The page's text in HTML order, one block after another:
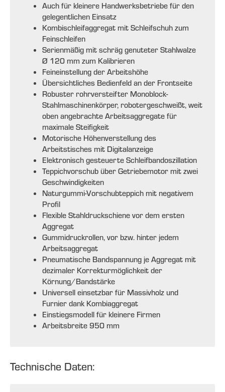
Auch für kleinere Handwerksbetriebe für den
gelegentlichen Einsatz
Kombischleifaggregat mit Schleifschuh zum
Feinschleifen
Serienmäßig mit schräg genuteter Stahlwalze
Ø 120 mm zum Kalibrieren
Feineinstellung der Arbeitshöhe
Übersichtliches Bedienfeld an der Frontseite
Robuster rohrversteifter Monoblock-
Stahlmaschinenkörper, robotergeschweißt, weit
oben angebrachte Arbeitsaggregate für
maximale Steifigkeit
Motorische Höhenverstellung des
Arbeitstisches mit Digitalanzeige
Elektronisch gesteuerte Schleifbandoszillation
Teppichvorschub über Getriebemotor mit zwei
Geschwindigkeiten
Naturgummi-Vorschubteppich mit negativem
Profil
Flexible Stahldruckschiene vor dem ersten
Aggregat
Gummidruckrollen, vor bzw. hinter jedem
Arbeitsaggregat
Pneumatische Bandspannung je Aggregat mit
dezimaler Korrekturmöglichkeit der
Körnung/Bandstärke
Universell einsetzbar für Massivholz und
Furnier dank Kombiaggregat
Einstiegsmodell für kleinere Firmen
Arbeitsbreite 950 mm
Technische Daten: